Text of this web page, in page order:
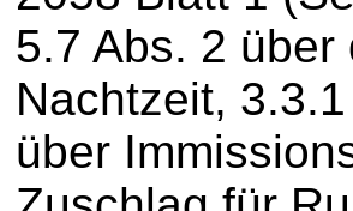
5.7 Abs. 2
Nachtzeit,
über